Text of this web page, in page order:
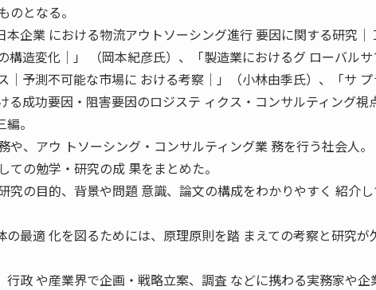
のとなる。
企業 における物流アウトソーシング進行 要因に関する研究│
構造変化│」 （岡本紀彦氏）、「製造業におけるグ ローバルサ
│予測不可能な市場に おける考察│」（小林由季氏）、「サ プ
る成功要因・阻害要因のロジステ ィクス・コンサルティング視
。
や、アウ トソーシング・コンサルティング業 務を行う社会人。
ての勉学・研究の成 果をまとめた。
究の目的、背景や問題 意識、論文の構成をわかりやすく 紹介
最適 化を図るためには、原理原則を踏 まえての考察と研究が
行政 や産業界で企画・戦略立案、調査 などに携わる実務家や企